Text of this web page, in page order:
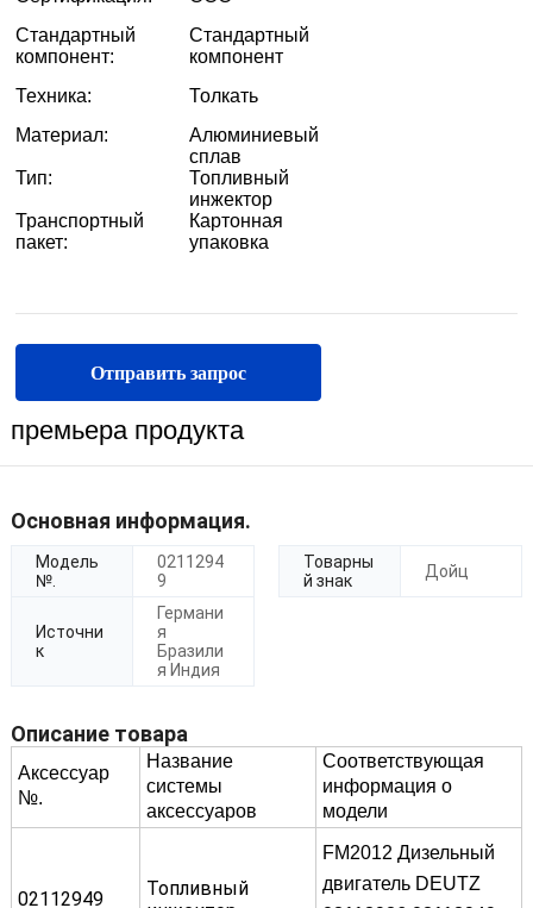
Отправить запрос
премьера продукта